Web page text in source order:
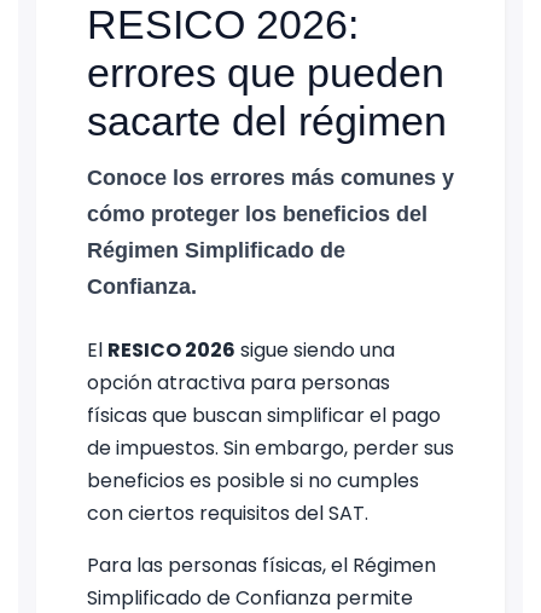
RESICO 2026:
errores que pueden
sacarte del régimen
Conoce los errores más comunes y
cómo proteger los beneficios del
Régimen Simplificado de
Confianza.
El RESICO 2026 sigue siendo una
opción atractiva para personas
físicas que buscan simplificar el pago
de impuestos. Sin embargo, perder sus
beneficios es posible si no cumples
con ciertos requisitos del SAT.
Para las personas físicas, el Régimen
Simplificado de Confianza permite